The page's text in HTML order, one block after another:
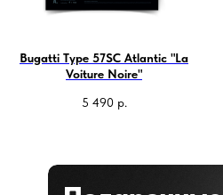
Bugatti Type 57SC Atlantic "La
Voiture Noire"
5 490 р.